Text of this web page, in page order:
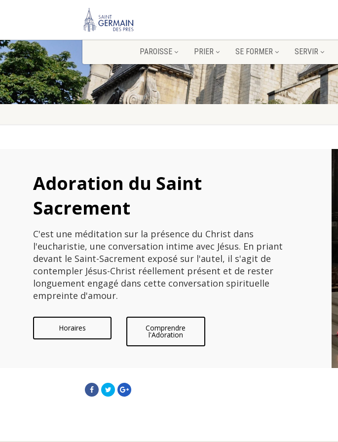
PAROISSE PRIER SE FORMER SERVIR
Adoration du Saint
Sacrement
C'est une méditation sur la présence du Christ dans
l'eucharistie, une conversation intime avec Jésus. En priant
devant le Saint-Sacrement exposé sur l'autel, il s'agit de
contempler Jésus-Christ réellement présent et de rester
longuement engagé dans cette conversation spirituelle
empreinte d'amour.
Horaires Comprendre
l'Adoration